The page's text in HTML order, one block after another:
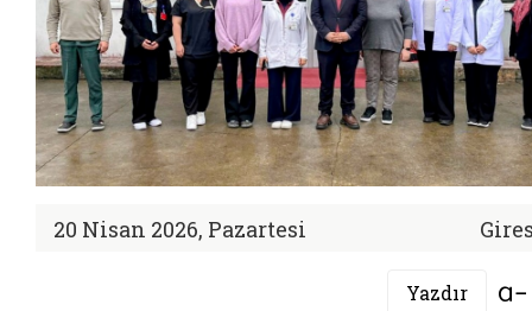
20 Nisan 2026, Pazartesi
Yazdır